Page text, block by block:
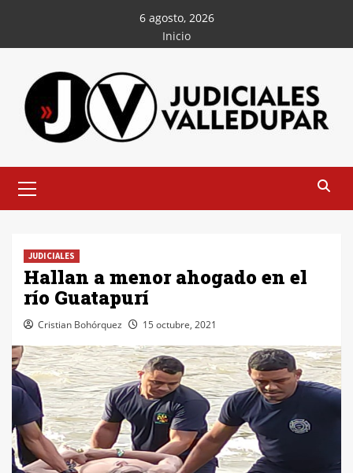
contenido
6 agosto, 2026
Inicio
principal
JUDICIALES
Hallan a menor ahogado en el
río Guatapurí
Cristian Bohórquez 15 octubre, 2021